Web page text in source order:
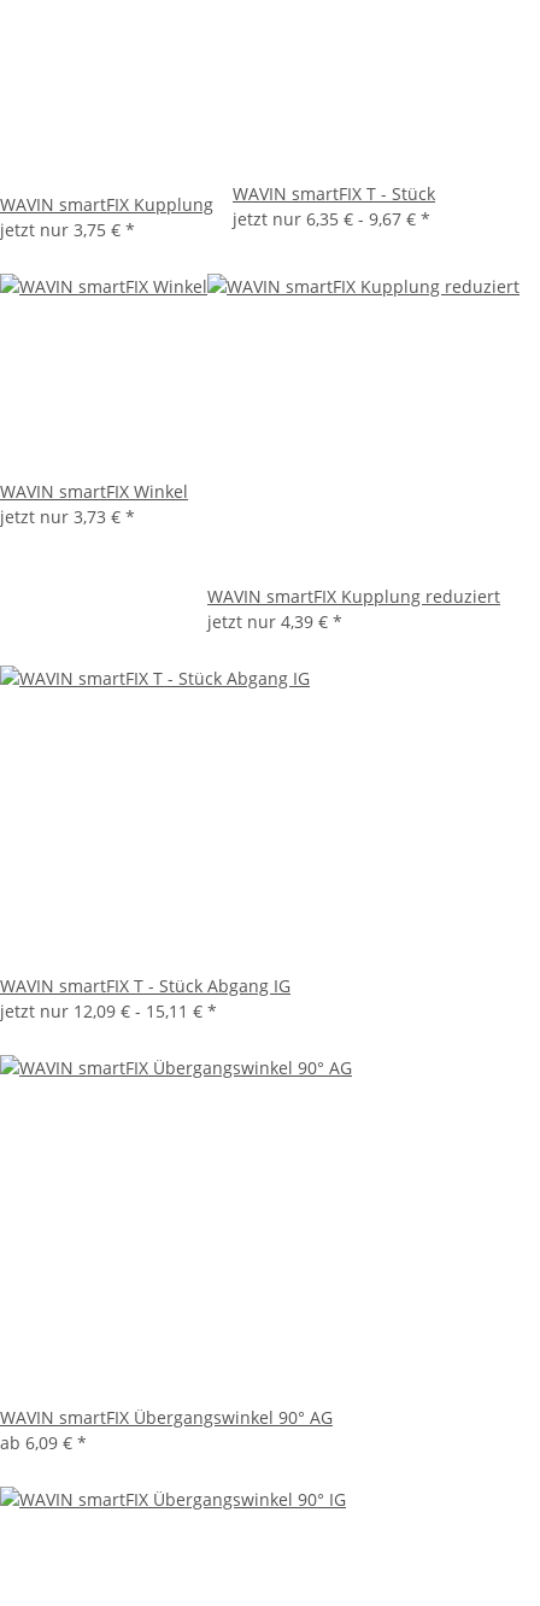
WAVIN smartFIX Kupplung
jetzt nur 3,75 € *
WAVIN smartFIX T - Stück
jetzt nur 6,35 € - 9,67 € *
WAVIN smartFIX Winkel
jetzt nur 3,73 € *
WAVIN smartFIX Kupplung reduziert
jetzt nur 4,39 € *
WAVIN smartFIX T - Stück Abgang IG
jetzt nur 12,09 € - 15,11 € *
WAVIN smartFIX Übergangswinkel 90° AG
ab 6,09 € *